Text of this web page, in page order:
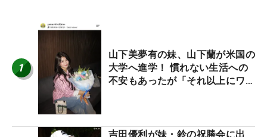
1
山下美夢有の妹、山下蘭が米国の
大学へ進学！ 慣れない生活への
不安もあったが「それ以上にワク
吉田優利が妹・鈴の祝勝会に出